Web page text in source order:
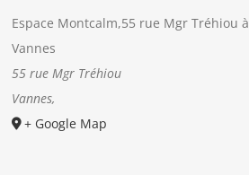
Espace Montcalm,55 rue Mgr Tréhiou à
Vannes
55 rue Mgr Tréhiou
Vannes,
+ Google Map